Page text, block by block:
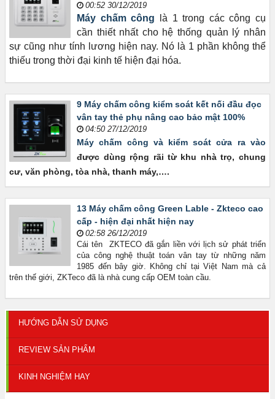
00:52 30/12/2019
Máy chấm công là 1 trong các công cụ
cần thiết nhất cho hệ thống quản lý nhân
sự cũng như tính lương hiện nay. Nó là 1 phần không thể
thiếu trong thời đại kinh tế hiện đại hóa.
9 Máy chấm công kiểm soát kết nối đầu đọc
vân tay thẻ phụ nâng cao bảo mật 100%
04:50 27/12/2019
Máy chấm công và kiểm soát cửa ra vào
được dùng rộng rãi từ khu nhà trọ, chung
cư, văn phòng, tòa nhà, thanh máy,….
13 Máy chấm công Green Lable - Zkteco cao
cấp - hiện đại nhất hiện nay
02:58 26/12/2019
Cái tên ZKTECO đã gắn liền với lịch sử phát triển
của công nghệ thuật toán vân tay từ những năm
1985 đến bây giờ. Không chỉ tại Việt Nam mà cả
trên thế giới, ZKTeco đã là nhà cung cấp OEM toàn cầu.
HƯỚNG DẪN SỬ DỤNG
REVIEW SẢN PHẨM
KINH NGHIỆM HAY